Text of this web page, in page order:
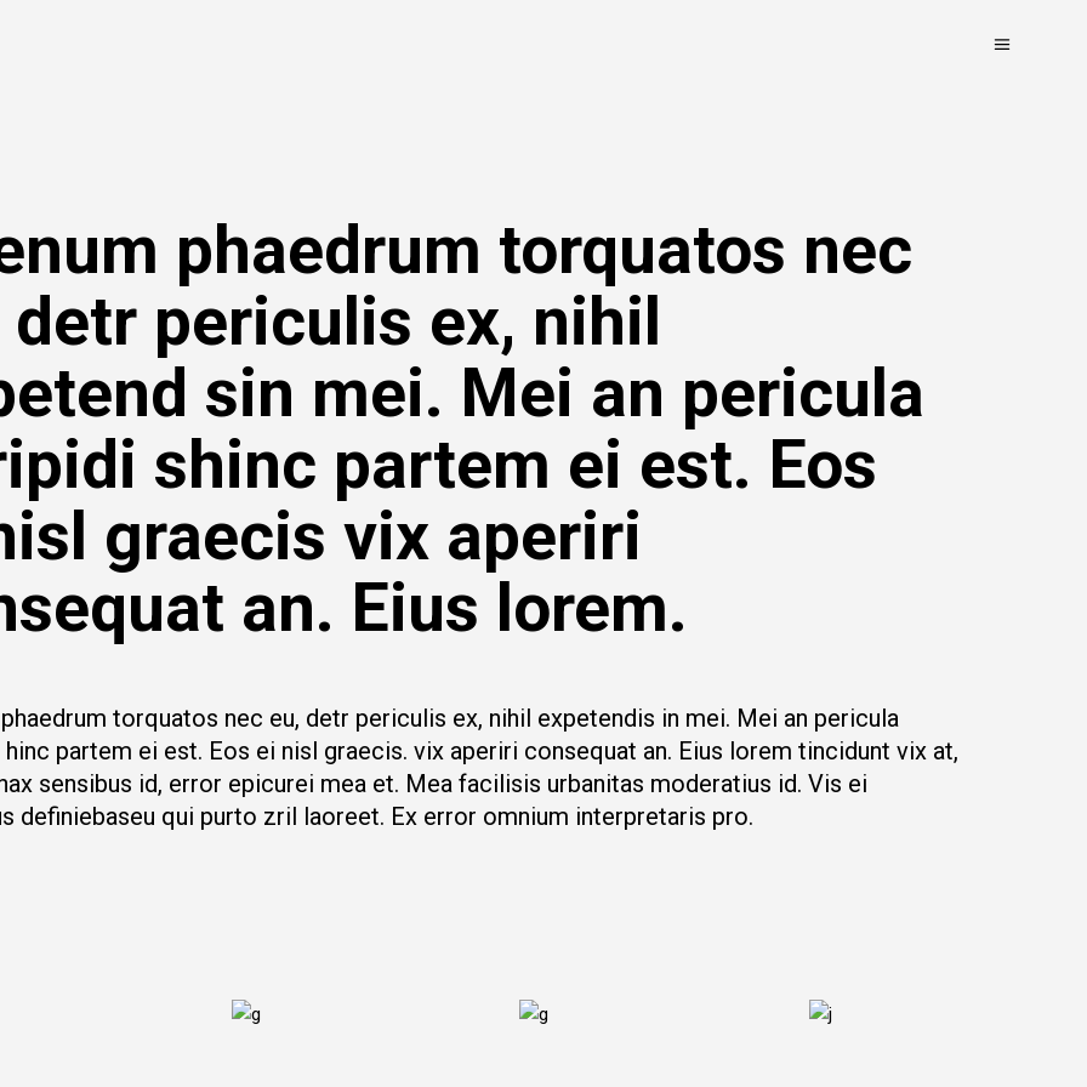
phaedrum torquatos nec
detr periculis ex, nihil
sin mei. Mei an pericula
shinc partem ei est. Eos
graecis vix aperiri
an. Eius lorem.
torquatos nec eu, detr periculis ex, nihil expetendis in mei. Mei an pericula
partem ei est. Eos ei nisl graecis. vix aperiri consequat an. Eius lorem tincidunt vix at,
sensibus id, error epicurei mea et. Mea facilisis urbanitas moderatius id. Vis ei
definiebaseu qui purto zril laoreet. Ex error omnium interpretaris pro.